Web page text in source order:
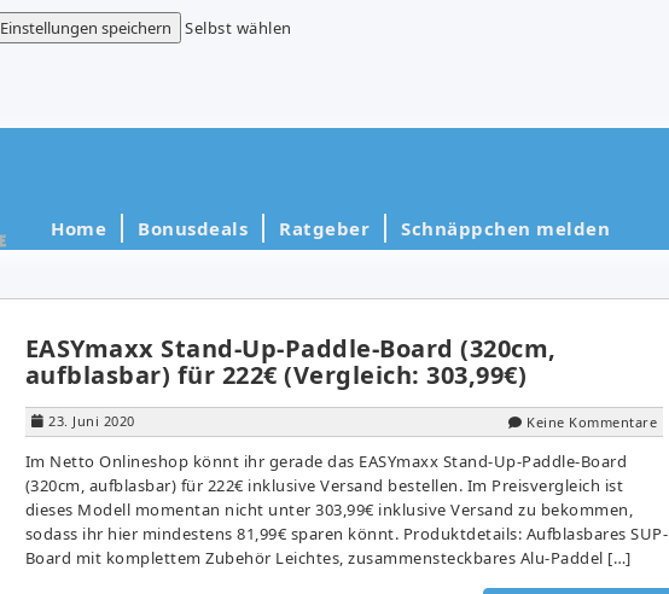
Einstellungen speichern
Selbst wählen
Home Bonusdeals Ratgeber Schnäppchen melden
EASYmaxx Stand-Up-Paddle-Board (320cm,
aufblasbar) für 222€ (Vergleich: 303,99€)
23. Juni 2020 Keine Kommentare
Im Netto Onlineshop könnt ihr gerade das EASYmaxx Stand-Up-Paddle-Board
(320cm, aufblasbar) für 222€ inklusive Versand bestellen. Im Preisvergleich ist
dieses Modell momentan nicht unter 303,99€ inklusive Versand zu bekommen,
sodass ihr hier mindestens 81,99€ sparen könnt. Produktdetails: Aufblasbares SUP-
Board mit komplettem Zubehör Leichtes, zusammensteckbares Alu-Paddel […]